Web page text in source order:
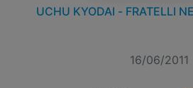
UCHU KYODAI - FRATELLI
16/06/2011